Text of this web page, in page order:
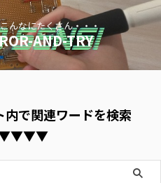
んなにたくさん・・・
AND-TRY
関連ワードを検索